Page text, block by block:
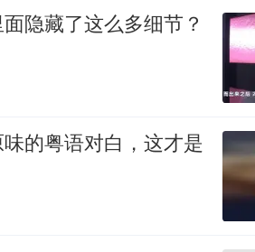
隐藏了这么多细节？
的粤语对白，这才是